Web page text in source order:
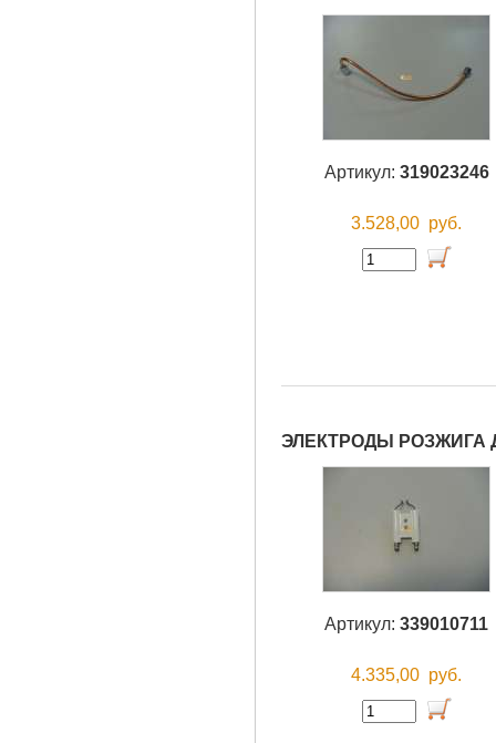
Артикул: 319023246
3.528,00 руб.
ЭЛЕКТРОДЫ РОЗЖИГА
Артикул: 339010711
4.335,00 руб.